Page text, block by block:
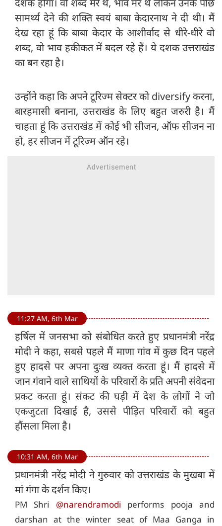
दशक होगा। वो शब्द मेरे थे, भाव मेरे थे लेकिन उनके पीछे
सामर्थ्य देने की शक्ति स्वयं बाबा केदारनाथ ने दी थी। मैं
देख रहा हूं कि बाबा केदार के आशीर्वाद से धीरे-धीरे वो
शब्द, वो भाव हकीकत में बदल रहे हैं। ये दशक उत्तराखंड
का बन रहा है।
उन्होंने कहा कि अपने टूरिज्म सेक्टर को diversify करना,
बारहमासी बनाना, उत्तराखंड के लिए बहुत जरुरी है। मैं
चाहता हूं कि उत्तराखंड में कोई भी सीजन, ऑफ सीजन ना
हो, हर सीजन में टूरिज्म ऑन रहे।
11:27 AM, 6th Mar
हर्षिल में जनसभा को संबोधित करते हुए प्रधानमंत्री नरेंद्र
मोदी ने कहा, सबसे पहले मैं माणा गांव में कुछ दिन पहले
हुए हादसे पर अपना दुःख व्यक्त करता हूं। मैं हादसे में
जान गंवाने वाले साथियों के परिवारों के प्रति अपनी संवेदना
प्रकट करता हूं। संकट की घड़ी में देश के लोगों ने जो
एकजुटता दिखाई है, उससे पीड़ित परिवारों को बहुत
हौंसला मिला है।
10:31 AM, 6th Mar
प्रधानमंत्री नरेंद्र मोदी ने गुरुवार को उत्तराखंड के मुखबा में
मां गंगा के दर्शन किए।
PM Shri @narendramodi performs pooja and
darshan at the winter seat of Maa Ganga in